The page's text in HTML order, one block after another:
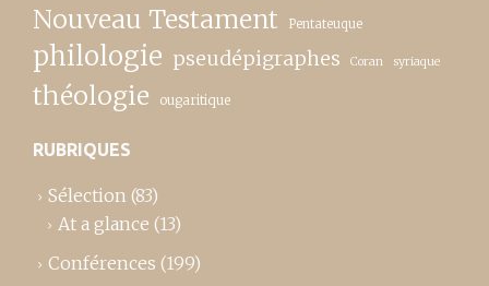
Nouveau Testament Pentateuque
philologie pseudépigraphes Coran syriaque
théologie ougaritique
RUBRIQUES
Sélection (83)
At a glance (13)
Conférences (199)